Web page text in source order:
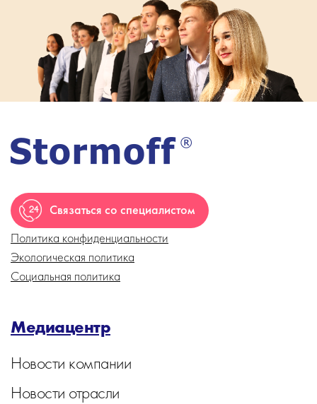
Связаться со специалистом
Политика конфиденциальности
Экологическая политика
Социальная политика
Медиацентр
Новости компании
Новости отрасли